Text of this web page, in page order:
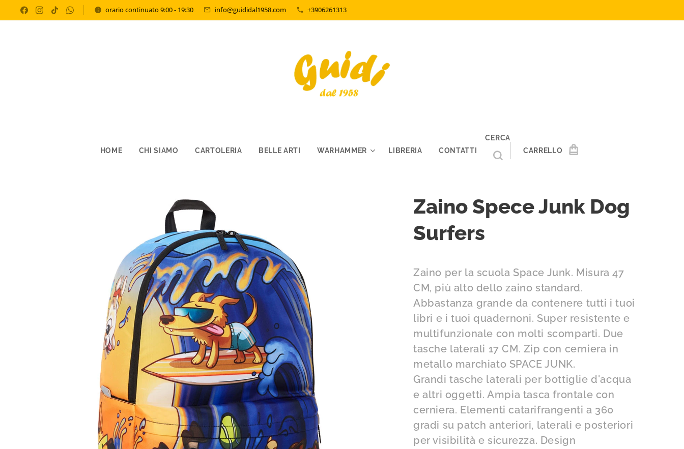
orario continuato 9:00 - 19:30 info@guididal1958.com +3906261313
HOME CHI SIAMO CARTOLERIA BELLE ARTI WARHAMMER LIBRERIA CONTATTI
CERCA
CARRELLO
Zaino Spece Junk Dog
Surfers
Zaino per la scuola Space Junk. Misura 47
CM, più alto dello zaino standard.
Abbastanza grande da contenere tutti i tuoi
libri e i tuoi quadernoni. Super resistente e
multifunzionale con molti scomparti. Due
tasche laterali 17 CM. Zip con cerniera in
metallo marchiato SPACE JUNK.
Grandi tasche laterali per bottiglie d'acqua
e altri oggetti. Ampia tasca frontale con
cerniera. Elementi catarifrangenti a 360
gradi su patch anteriori, laterali e posteriori
per visibilità e sicurezza. Design